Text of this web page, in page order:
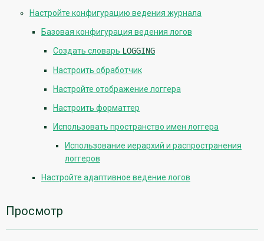
Настройте конфигурацию ведения журнала
Базовая конфигурация ведения логов
Создать словарь LOGGING
Настроить обработчик
Настройте отображение логгера
Настроить форматтер
Использовать пространство имен логгера
Использование иерархий и распространения
логгеров
Настройте адаптивное ведение логов
Просмотр